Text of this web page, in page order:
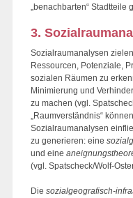
„benachbarten“ Stadtteile
3.
Sozialraumanalysen
Ressourcen, Potenziale,
sozialen Räumen zu
Minimierung und
zu machen (vgl.
„Raumverständnis“
Sozialraumanalysen
zu generieren: eine
und eine
(vgl. Spatscheck/Wolf-
Die sozialgeografisch-